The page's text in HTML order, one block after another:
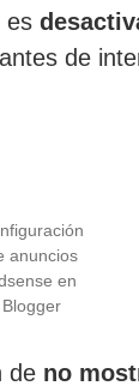
es
antes de
anuncios
en
Blogger
de no